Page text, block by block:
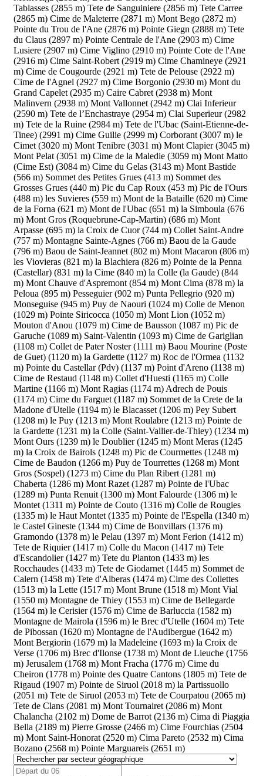
Tablasses (2855 m) Tete de Sanguiniere (2856 m) Tete Carree
(2865 m) Cime de Maleterre (2871 m) Mont Bego (2872 m)
Pointe du Trou de l'Ane (2876 m) Pointe Giegn (2888 m) Tete
du Claus (2897 m) Pointe Centrale de l'Ane (2903 m) Cime
Lusiere (2907 m) Cime Viglino (2910 m) Pointe Cote de l'Ane
(2916 m) Cime Saint-Robert (2919 m) Cime Chamineye (2921
m) Cime de Cougourde (2921 m) Tete de Pelouse (2922 m)
Cime de l'Agnel (2927 m) Cime Borgonio (2930 m) Mont du
Grand Capelet (2935 m) Caire Cabret (2938 m) Mont
Malinvern (2938 m) Mont Vallonnet (2942 m) Clai Inferieur
(2590 m) Tete de l’Enchastraye (2954 m) Clai Superieur (2982
m) Tete de la Ruine (2984 m) Tete de l'Ubac (Saint-Etienne-de-
Tinee) (2991 m) Cime Guilie (2999 m) Corborant (3007 m) le
Cimet (3020 m) Mont Tenibre (3031 m) Mont Clapier (3045 m)
Mont Pelat (3051 m) Cime de la Maledie (3059 m) Mont Matto
(Cime Est) (3084 m) Cime du Gelas (3143 m) Mont Bastide
(566 m) Sommet des Petites Grues (413 m) Sommet des
Grosses Grues (440 m) Pic du Cap Roux (453 m) Pic de l'Ours
(488 m) les Suvieres (559 m) Mont de la Bataille (620 m) Cime
de la Forna (621 m) Mont de l'Ubac (651 m) la Simboula (676
m) Mont Gros (Roquebrune-Cap-Martin) (686 m) Mont
Arpasse (695 m) la Croix de Cuor (744 m) Collet Saint-Andre
(757 m) Montagne Sainte-Agnes (766 m) Baou de la Gaude
(796 m) Baou de Saint-Jeannet (802 m) Mont Macaron (806 m)
les Viovieras (821 m) la Blachiera (826 m) Pointe de la Penna
(Castellar) (831 m) la Cime (840 m) la Colle (la Gaude) (844
m) Mont Chauve d'Aspremont (854 m) Mont Cima (878 m) la
Peloua (895 m) Pesseguier (902 m) Punta Pellegrio (920 m)
Monseguise (945 m) Puy de Naouri (1024 m) Colle de Menon
(1029 m) Pointe Siricocca (1050 m) Mont Lion (1052 m)
Mouton d'Anou (1079 m) Cime de Bausson (1087 m) Pic de
Garuche (1089 m) Saint-Valentin (1093 m) Cime de Gariglian
(1108 m) Collet de Pater Noster (1111 m) Baou Mourine (Poste
de Guet) (1120 m) la Gardette (1127 m) Roc de l'Ormea (1132
m) Pointe du Castellar (Pdv) (1137 m) Point d'Areno (1138 m)
Cime de Restaud (1148 m) Collet d'Huesti (1165 m) Colle
Martine (1166 m) Mont Ragias (1174 m) Adrech de Pouis
(1174 m) Cime du Farguet (1187 m) Sommet de la Crete de la
Madone d'Utelle (1194 m) le Blacasset (1206 m) Pey Subert
(1208 m) le Puy (1213 m) Mont Roulabre (1213 m) Pointe de
la Gardette (1231 m) la Colle (Saint-Vallier-de-Thiey) (1234 m)
Mont Ours (1239 m) le Doublier (1245 m) Mont Meras (1245
m) la Croix de Bairols (1248 m) Pic de Courmettes (1248 m)
Cime de Baudon (1266 m) Puy de Tourrettes (1268 m) Mont
Gros (Sospel) (1273 m) Cime du Plan Ribert (1281 m)
Chaberta (1286 m) Mont Razet (1287 m) Pointe de l'Ubac
(1289 m) Punta Renuit (1300 m) Mont Falourde (1306 m) le
Montet (1311 m) Pointe de Couto (1316 m) Colle de Rougies
(1335 m) le Haut Montet (1335 m) Pointe de l'Espella (1340 m)
le Castel Gineste (1344 m) Cime de Bonvillars (1376 m)
Gramondo (1378 m) le Pelau (1397 m) Mont Ferion (1412 m)
Tete de Riquier (1417 m) Colle du Macon (1417 m) Tete
d'Escandolier (1427 m) Tete du Planton (1433 m) les
Rocchaudes (1433 m) Tete de Giodarnet (1445 m) Sommet de
Calern (1458 m) Tete d'Alberas (1474 m) Cime des Collettes
(1513 m) la Lette (1517 m) Mont Brune (1518 m) Mont Vial
(1550 m) Montagne de Thiey (1553 m) Cime de Bellegarde
(1564 m) le Cerisier (1576 m) Cime de Barluccia (1582 m)
Montagne de Mairola (1596 m) le Brec d'Utelle (1604 m) Tete
de Pibossan (1620 m) Montagne de l'Audibergue (1642 m)
Mont Bergiorin (1679 m) la Madeleine (1693 m) la Croix de
Verse (1706 m) Brec d'Ilonse (1738 m) Mont de Lieuche (1756
m) Jerusalem (1768 m) Mont Fracha (1776 m) Cime du
Cheiron (1778 m) Pointe des Quatre Cantons (1805 m) Tete de
Rigaud (1907 m) Pointe de Siruol (2018 m) la Partissuollo
(2051 m) Tete de Siruol (2053 m) Tete de Courpatou (2065 m)
Tete de Clans (2081 m) Mont Tournairet (2086 m) Mont
Chalancha (2102 m) Dome de Barrot (2136 m) Cima di Piaggia
Bella (2189 m) Pierre Grosse (2466 m) Cime Fourchias (2504
m) Mont Saint-Honorat (2520 m) Cima Pareto (2532 m) Cima
Bozano (2568 m) Pointe Marguareis (2651 m)